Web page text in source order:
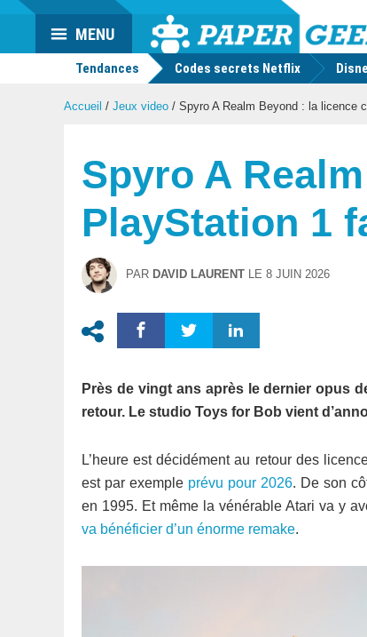
Actu
geek
MENU
Tendances Codes secrets Netflix
Accueil / Jeux video / Spyro A Realm Beyond : la licence
Spyro A
PlayStation 1
PAR DAVID LAURENT LE 8 JUIN 2026
Près de vingt ans après le dernier opus
retour. Le studio Toys for Bob vient
L’heure est décidément au retour des
est par exemple prévu pour 2026. De son
en 1995. Et même la vénérable Atari va y
va bénéficier d’un énorme remake.